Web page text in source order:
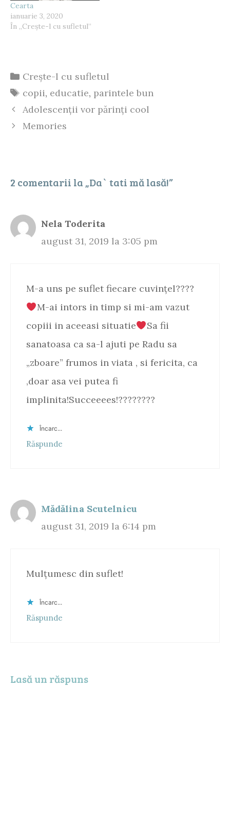
Cearta
ianuarie 3, 2020
În „Crește-l cu sufletul”
Categorii
Crește-l cu sufletul
Etichete
copii, educatie, parintele bun
Adolescenții vor părinți cool
Memories
2 comentarii la „Da` tati mă lasă!”
Nela Toderita
august 31, 2019 la 3:05 pm
M-a uns pe suflet fiecare cuvințel????
M-ai intors in timp si mi-am vazut
copiii in aceeasi situatie
Sa fii
sanatoasa ca sa-l ajuti pe Radu sa
„zboare” frumos in viata , si fericita, ca
,doar asa vei putea fi
implinita!Succeeees!????????
Încarc...
Răspunde
Mădălina Scutelnicu
august 31, 2019 la 6:14 pm
Mulțumesc din suflet!
Încarc...
Răspunde
Lasă un răspuns